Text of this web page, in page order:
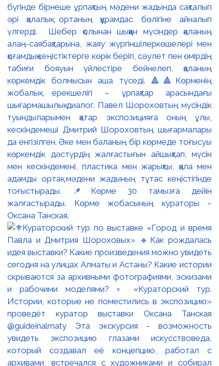
бүгінде бірнеше ұрпақтың мәдени жадында сақталып
әрі қалалық ортаның құрамдас бөлігіне айналып
үлгерді. Шебер қолынан шыққан мүсіндер қаланың
алаң-саябақтарына, жаяу жүргіншілеркөшелері мен
қоғамдық кеңістіктерге көрік беріп, сәулет пен өмірдің
табиғи бояуын үйлестіре бейнелеп, қаланың
көркемдік болмысын аша түседі. 🔺🔺Көрменің
жобалық ерекшелігі – ұрпақтар арасындағы
шығармашылық диалог. Павел Шороховтың мүсіндік
туындыларымен қатар экспозицияға оның ұлы,
кескіндемеші Дмитрий Шороховтың шығармалары
да енгізілген. Әке мен баланың бір көрмеде тоғысуы
көркемдік дәстүрдің жалғастығын айшықтап, мүсін
мен кескіндемені, пластика мен жарықты, қала мен
адамды ортақ мәдени жадының тұтас кеңістігінде
тоғыстырады. 📌Көрме 30 тамызға дейін
жалғастырады. Көрме жобасының кураторы –
Оксана Танская.